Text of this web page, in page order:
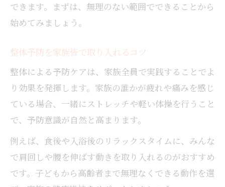
できます。まずは、無理のない範囲でできることから
始めてみましょう。
整体予防を家族皆で取り入れるコツ
整体による予防ケアは、家族全員で実践することでよ
り効果を発揮します。家族の誰かが疲れや痛みを感じ
ている場合、一緒にストレッチや軽い体操を行うこと
で、予防意識が自然と高まります。
例えば、食後や入浴後のリラックスタイムに、みんな
で肩回しや腰を伸ばす動きを取り入れるのがおすすめ
です。子どもから高齢者まで無理なくできる動作を選